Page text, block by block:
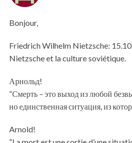
Bonjour,
Friedrich Wilhelm Nietzsche:
Nietzsche et la culture soviétique.
Арнольд!
“Смерть – это выход из любой
но единственная ситуация, из
Arnold!